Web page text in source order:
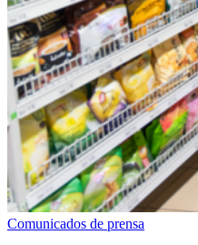
Comunicados de prensa